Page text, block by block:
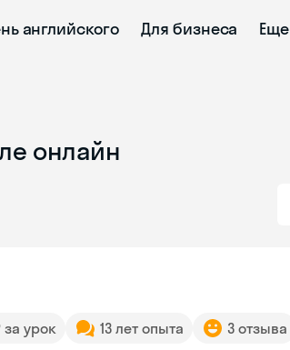
английского Для бизнеса Еще
онлайн
за урок 13 лет опыта 3 отзыва